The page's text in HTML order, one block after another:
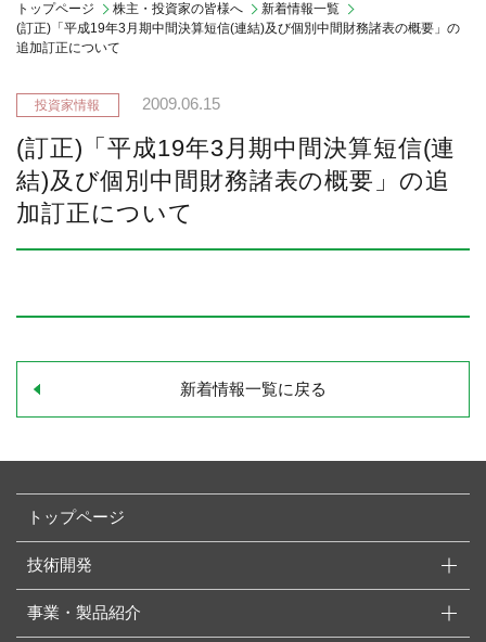
トップページ 株主・投資家の皆様へ
新着情報一覧
(訂正)「平成19年3月期中間決算短信(連結)及び個別中間財務諸表の概要」の
追加訂正について
2009.06.15
(訂正)「平成19年3月期中間決算短信(連
結)及び個別中間財務諸表の概要」の追
加訂正について
新着情報一覧に戻る
トップページ
技術開発
事業・製品紹介